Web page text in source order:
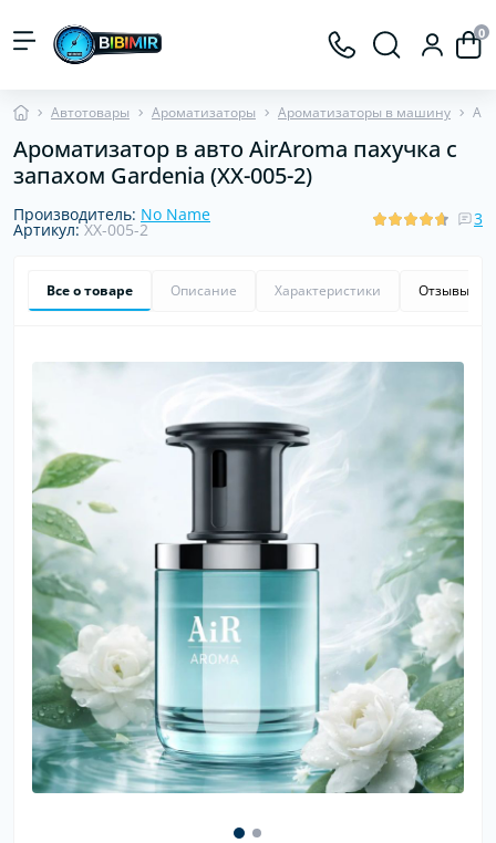
0
Автотовары Ароматизаторы Ароматизаторы в машину
Ароматизатор в авто AirAroma пахучка с
запахом Gardenia (XX-005-2)
Производитель: No Name
Артикул:XX-005-2
3
Все о товаре Описание Характеристики Отзывы